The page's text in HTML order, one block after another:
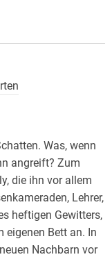
Was, wenn
angreift? Zum
die ihn vor allem
Lehrer,
heftigen Gewitters,
eigenen Bett an. In
Nachbarn vor